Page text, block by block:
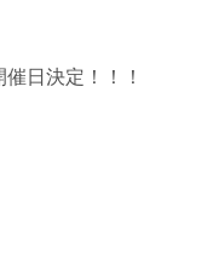
日決定！！！